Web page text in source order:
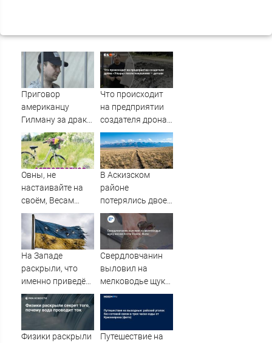
Приговор
американцу
Гилману за драки
в воронежском
СИЗО
потребовали
ужесточить -
Новости на
Вести.ru
Что происходит
на предприятии
создателя дрона
«Упырь» после
покушения —
детали
Овны, не
настаивайте на
своём, Весам
захочется
красоты, а Раки
могут
переживать из-за
В Аскизском
районе
потерялись двое
мужчин
На Западе
раскрыли, что
именно приведёт
Украину к
поражению
Свердловчанин
выловил на
мелководье щуку
весом почти 9
Физики раскрыли
Путешествие на